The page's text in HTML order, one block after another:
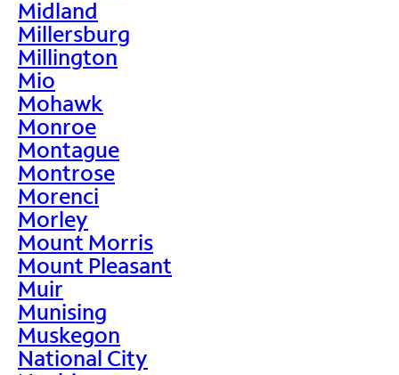
Midland
Millersburg
Millington
Mio
Mohawk
Monroe
Montague
Montrose
Morenci
Morley
Mount Morris
Mount Pleasant
Muir
Munising
Muskegon
National City